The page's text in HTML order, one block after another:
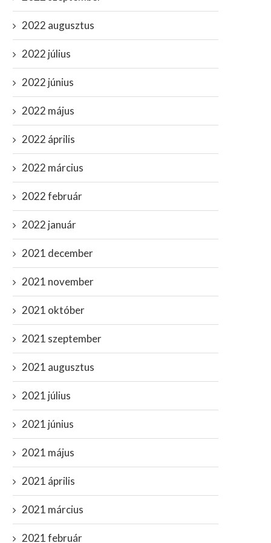
az esetet, kezét...
2022 augusztus
2022 július
2022 június
2022 május
2022 április
2022 március
2022 február
2022 január
2021 december
2021 november
2021 október
2021 szeptember
2021 augusztus
2021 július
2021 június
2021 május
2021 április
2021 március
2021 február